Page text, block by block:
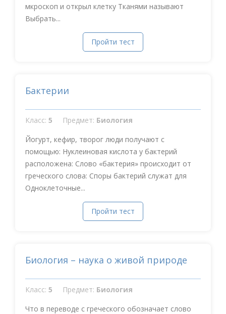
мкроскоп и открыл клетку Тканями называют
Выбрать...
Пройти тест
Бактерии
Класс: 5 Предмет: Биология
Йогурт, кефир, творог люди получают с
помощью: Нуклеиновая кислота у бактерий
расположена: Слово «бактерия» происходит от
греческого слова: Споры бактерий служат для
Одноклеточные...
Пройти тест
Биология – наука о живой природе
Класс: 5 Предмет: Биология
Что в переводе с греческого обозначает слово